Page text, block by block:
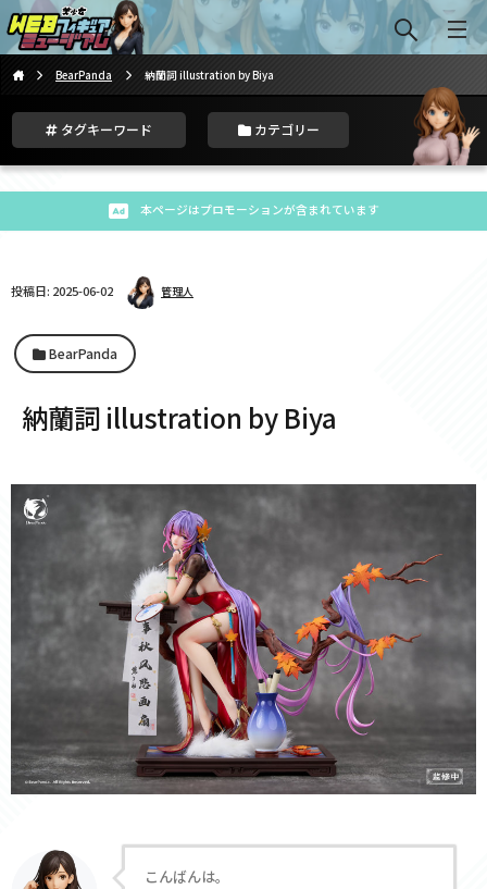
BearPanda 納蘭詞 illustration by Biya
タグキーワード カテゴリー
本ページはプロモーションが含まれています
投稿日: 2025-06-02 管理人
BearPanda
納蘭詞 illustration by Biya
こんばんは。